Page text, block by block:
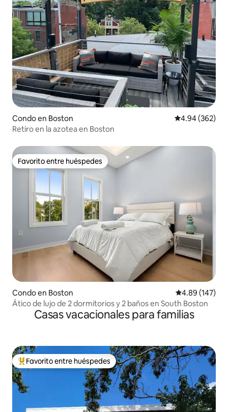
Condo en Boston Calificación
4.94 (362)
Retiro en la azotea en Boston
Favorito entre huéspedes
Favorito entre huéspedes
Condo en Boston Calificación
4.89 (147)
Ático de lujo de 2 dormitorios y 2 baños en South Boston
Casas vacacionales para familias
Favorito entre huéspedes preferido
Favorito entre huéspedes